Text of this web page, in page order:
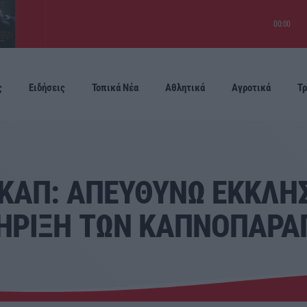
00:00
Ειδήσεις Τοπικά Νέα Αθλητικά Αγροτικά
ΑΠΕΥΘΥΝΩ
ΤΩΝ